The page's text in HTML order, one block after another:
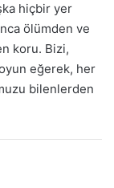
hiçbir yer
ölümden ve
koru. Bizi,
eğerek, her
bilenlerden